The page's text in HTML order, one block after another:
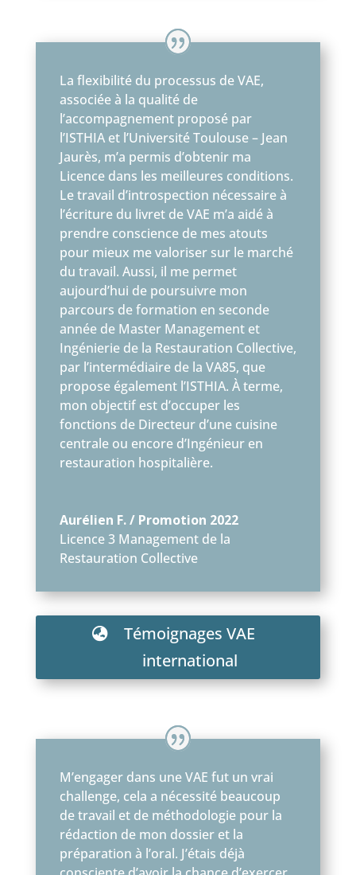
La flexibilité du processus de VAE,
associée à la qualité de
l’accompagnement proposé par
l’ISTHIA et l’Université Toulouse – Jean
Jaurès, m’a permis d’obtenir ma
Licence dans les meilleures conditions.
Le travail d’introspection nécessaire à
l’écriture du livret de VAE m’a aidé à
prendre conscience de mes atouts
pour mieux me valoriser sur le marché
du travail. Aussi, il me permet
aujourd’hui de poursuivre mon
parcours de formation en seconde
année de Master Management et
Ingénierie de la Restauration Collective,
par l’intermédiaire de la VA85, que
propose également l’ISTHIA. À terme,
mon objectif est d’occuper les
fonctions de Directeur d’une cuisine
centrale ou encore d’Ingénieur en
restauration hospitalière.
Aurélien F. / Promotion 2022
Licence 3 Management de la
Restauration Collective
Témoignages VAE
international
M’engager dans une VAE fut un vrai
challenge, cela a nécessité beaucoup
de travail et de méthodologie pour la
rédaction de mon dossier et la
préparation à l’oral. J’étais déjà